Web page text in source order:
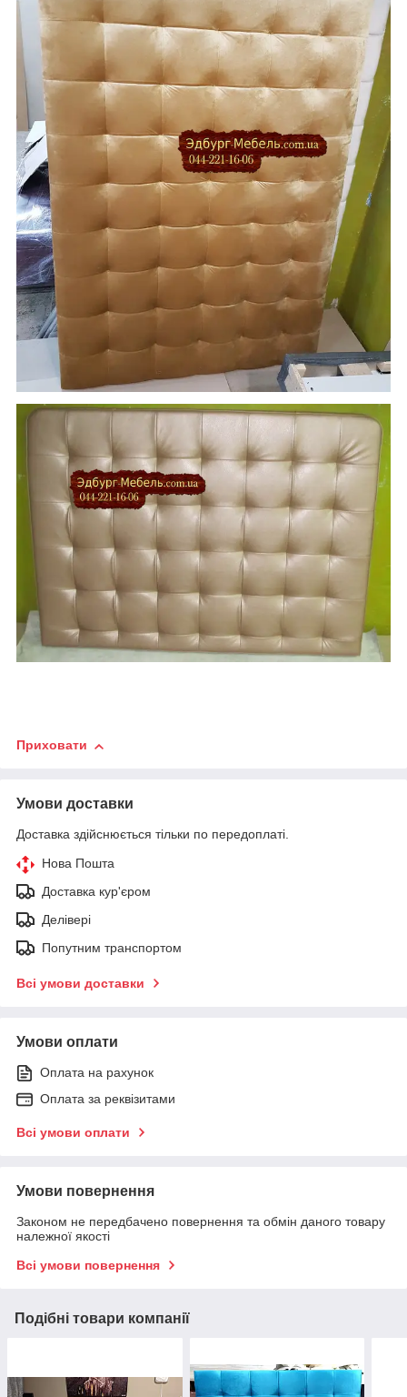
Приховати
Умови доставки
Доставка здійснюється тільки по передоплаті.
Нова Пошта
Доставка кур'єром
Делівері
Попутним транспортом
Всі умови доставки
Умови оплати
Оплата на рахунок
Оплата за реквізитами
Всі умови оплати
Умови повернення
Законом не передбачено повернення та обмін даного товару
належної якості
Всі умови повернення
Подібні товари компанії